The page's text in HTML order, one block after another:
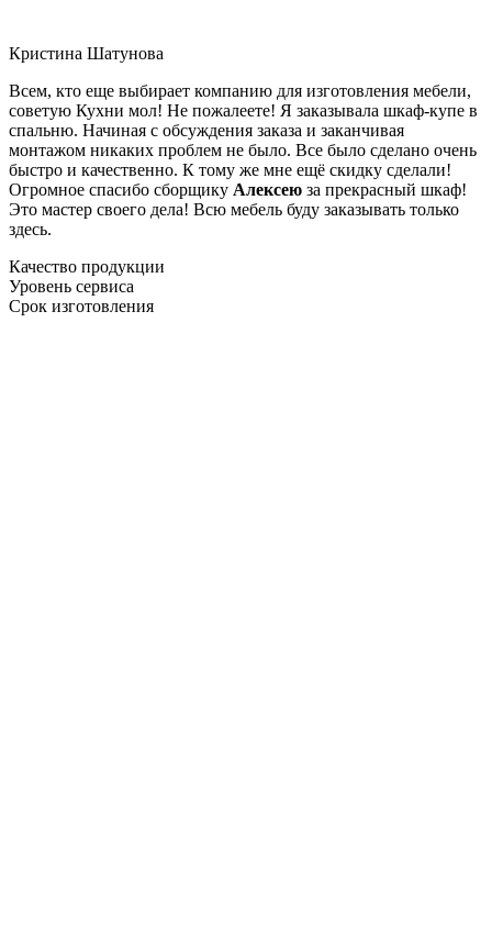
Кристина Шатунова
Всем, кто еще выбирает компанию для изготовления мебели,
советую Кухни мол! Не пожалеете! Я заказывала шкаф-купе в
спальню. Начиная с обсуждения заказа и заканчивая
монтажом никаких проблем не было. Все было сделано очень
быстро и качественно. К тому же мне ещё скидку сделали!
Огромное спасибо сборщику Алексею за прекрасный шкаф!
Это мастер своего дела! Всю мебель буду заказывать только
здесь.
Качество продукции
Уровень сервиса
Срок изготовления